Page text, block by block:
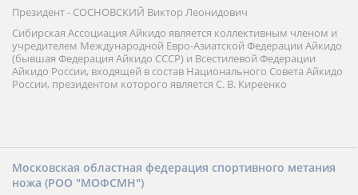
Президент - СОСНОВСКИЙ Виктор Леонидович
Сибирская Ассоциация Айкидо является коллективным членом и
учредителем Международной Евро-Азиатской Федерации Айкидо
(бывшая Федерация Айкидо СССР) и Всестилевой Федерации
Айкидо России, входящей в состав Национального Совета Айкидо
России, президентом которого является С. В. Киреенко
Московская областная федерация спортивного метания
ножа (РОО "МОФСМН")